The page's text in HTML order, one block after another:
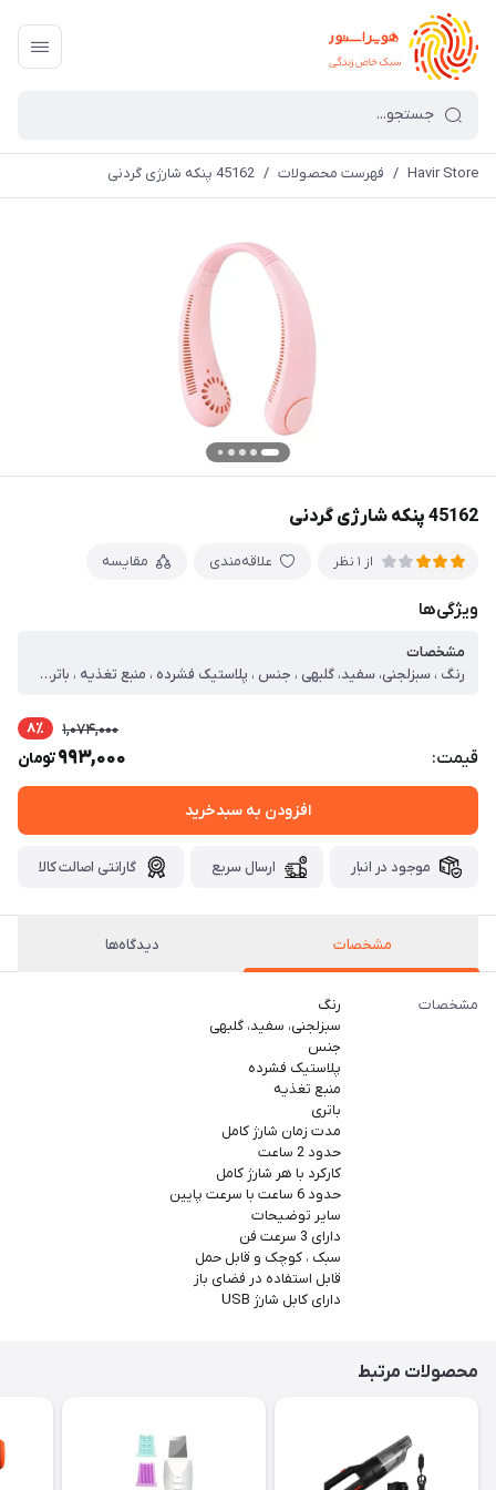
Havir Store
/ فهرست محصولات / 45162 پنکه شارژی گردنی
45162 پنکه شارژی گردنی
از 1 نظر علاقه‌مندی مقایسه
ویژگی‌ها
مشخصات
رنگ ، سبزلجنی، سفید، گلبهی ، جنس ، پلاستیک فشرده ، منبع تغذیه ، باتری ، مدت زمان شارژ کامل ، حدود 2 ساعت ، کارکرد با هر شارژ کامل ، حدود 6 ساعت با سرعت پایین ، سایر توضیحات ، دارای 3 سرعت فن ، سبک ، کوچک و قابل حمل ، قابل استفاده در فضای باز ، دارای کابل شارژ USB
قیمت:
1,074,000 8٪
993,000تومان
افزودن به سبدخرید
موجود در انبار ارسال سریع گارانتی اصالت کالا
مشخصات دیدگاه‌ها
مشخصات
رنگ
سبزلجنی، سفید، گلبهی
جنس
پلاستیک فشرده
منبع تغذیه
باتری
مدت زمان شارژ کامل
حدود 2 ساعت
کارکرد با هر شارژ کامل
حدود 6 ساعت با سرعت پایین
سایر توضیحات
دارای 3 سرعت فن
سبک ، کوچک و قابل حمل
قابل استفاده در فضای باز
دارای کابل شارژ USB
محصولات مرتبط